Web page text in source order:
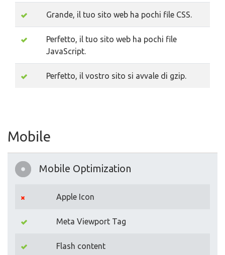
Grande, il tuo sito web ha pochi file CSS.
Perfetto, il tuo sito web ha pochi file
JavaScript.
Perfetto, il vostro sito si avvale di gzip.
Mobile
Mobile Optimization
Apple Icon
Meta Viewport Tag
Flash content